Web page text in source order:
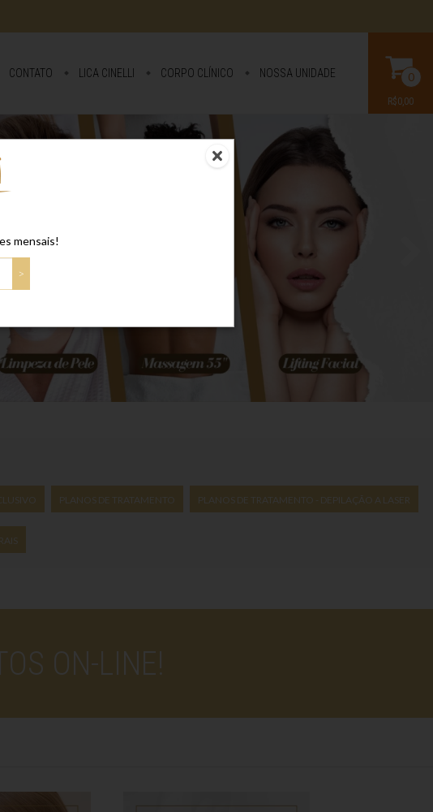
CONTATO LICA CINELLI CORPO CLÍNICO NOSSA UNIDADE 0
R$0,00
mensais!
PLANOS DE TRATAMENTO PLANOS DE TRATAMENTO - DEPILAÇÃO A LASER
ON-LINE!